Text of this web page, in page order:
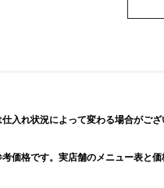
入れ状況によって変わる場合がご
価格です。実店舗のメニュー表と